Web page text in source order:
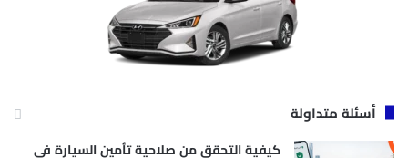
أسئلة متداولة
كيفية التحقق من صلاحية تأمين السيارة في